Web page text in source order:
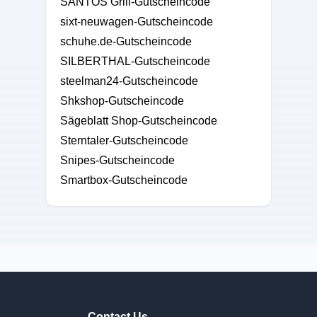
sixt-neuwagen-Gutscheincode
schuhe.de-Gutscheincode
SILBERTHAL-Gutscheincode
steelman24-Gutscheincode
Shkshop-Gutscheincode
Sägeblatt Shop-Gutscheincode
Sterntaler-Gutscheincode
Snipes-Gutscheincode
Smartbox-Gutscheincode